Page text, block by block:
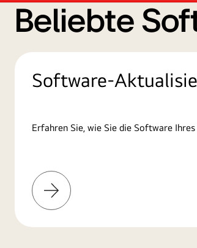
Beliebte
Software-
Erfahren Sie, wie Sie die Software
Mehr
erfahren